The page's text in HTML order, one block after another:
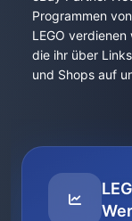
Programmen
LEGO
die ihr über
und Shops auf